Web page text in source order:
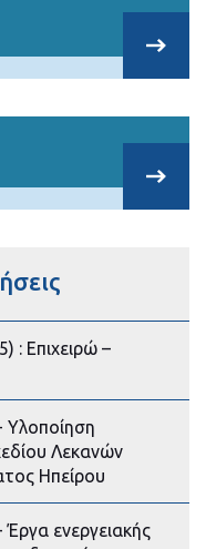
: Επιχειρώ –
Λεκανών
Ηπείρου
ενεργειακής